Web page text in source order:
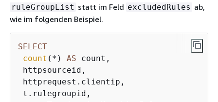
ruleGroupList statt im Feld excludedRules ab,
wie im folgenden Beispiel.
SELECT
count ( * ) AS count,
httpsourceid,
httprequest.clientip,
t.rulegroupid,